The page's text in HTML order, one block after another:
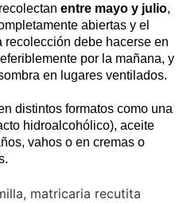
entre mayo y julio,
abiertas y el
recolección debe hacerse en
por la mañana, y
en lugares ventilados.
distintos formatos como una
hidroalcohólico), aceite
vahos o en cremas o